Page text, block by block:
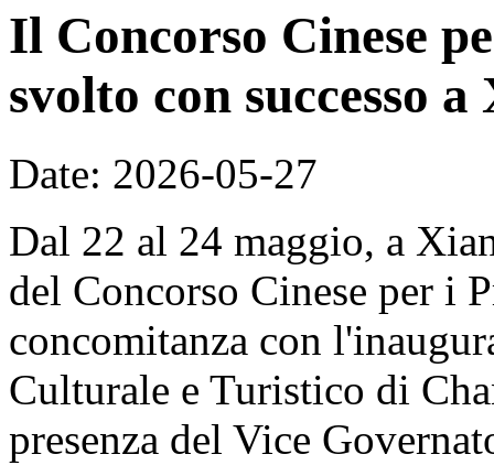
Il Concorso Cinese
svolto con successo
Date: 2026-05-27
Dal 22 al 24 maggio, a
del Concorso Cinese per
concomitanza con
Culturale e Turistico di
presenza del Vice